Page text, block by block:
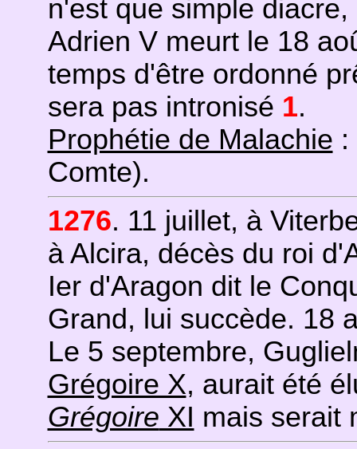
n'est que simple
Adrien V meurt le 18
temps d'être ordonné
sera pas intronisé 1.
Prophétie de Malachie :
Comte).
1276. 11 juillet, à
à Alcira, décès du roi
Ier d'Aragon dit le
Grand, lui succède. 18
Le 5 septembre,
Grégoire X, aurait été
Grégoire XI mais serait